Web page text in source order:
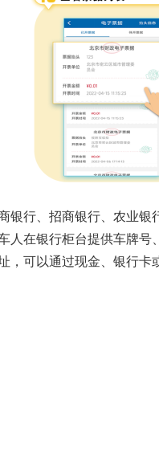
银行、招商银行、农业
人在银行柜台提供车牌
，可以通过现金、银行